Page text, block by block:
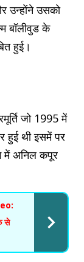
उन्होंने उसको
बॉलीवुड के
हुई।
जो 1995 में
हुई थी इसमें पर
में अनिल कपूर
से